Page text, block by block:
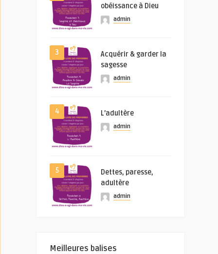
obéissance à Dieu
admin
3
Acquérir & garder la
sagesse
admin
4 L’adultère
admin
5
Dettes, paresse,
adultère
admin
Meilleures balises